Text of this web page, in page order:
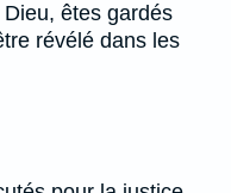
êtes gardés
révélé dans les